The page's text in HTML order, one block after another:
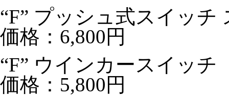
“F” プッシュ式スイッチ
価格：6,800円
“F” ウインカースイッチ
価格：5,800円